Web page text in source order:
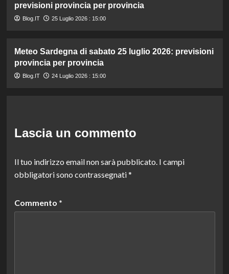
previsioni provincia per provincia
Blog.IT 25 Luglio 2026 : 15:00
Meteo Sardegna di sabato 25 luglio 2026: previsioni
provincia per provincia
Blog.IT 24 Luglio 2026 : 15:00
Lascia un commento
Il tuo indirizzo email non sarà pubblicato. I campi
obbligatori sono contrassegnati*
Commento *